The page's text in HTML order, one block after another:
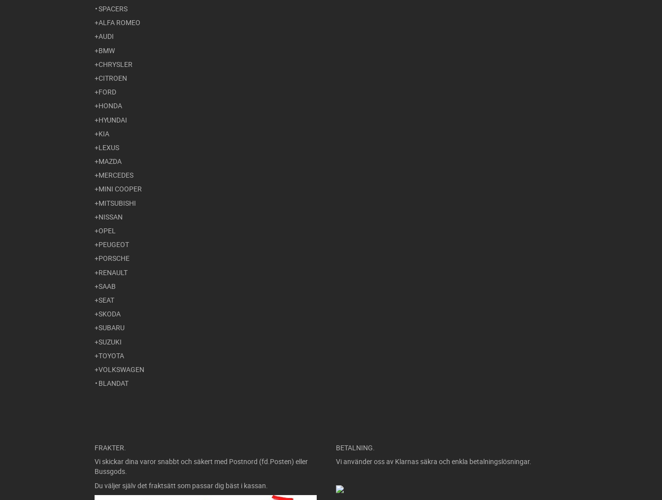
SPACERS
ALFA ROMEO
AUDI
BMW
CHRYSLER
CITROEN
FORD
HONDA
HYUNDAI
KIA
LEXUS
MAZDA
MERCEDES
MINI COOPER
MITSUBISHI
NISSAN
OPEL
PEUGEOT
PORSCHE
RENAULT
SAAB
SEAT
SKODA
SUBARU
SUZUKI
TOYOTA
VOLKSWAGEN
BLANDAT
FRAKTER.
Vi skickar dina varor snabbt och säkert med Postnord (fd.Posten) eller
Bussgods.
Du väljer själv det fraktsätt som passar dig bäst i kassan.
BETALNING.
Vi använder oss av Klarnas säkra och enkla betalningslösningar.